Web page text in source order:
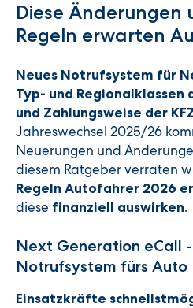
Diese Änderungen
Regeln erwarten
Neues Notrufsystem für
Typ- und Regionalklassen
und Zahlungsweise der
Jahreswechsel 2025/26
Neuerungen und
diesem Ratgeber verraten
Regeln Autofahrer 2026
diese finanziell auswirken.
Next Generation eCall
Notrufsystem fürs Auto
Einsatzkräfte